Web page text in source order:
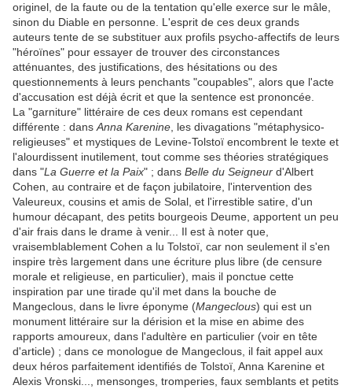
originel, de la faute ou de la tentation qu'elle exerce sur le mâle,
sinon du Diable en personne. L'esprit de ces deux grands
auteurs tente de se substituer aux profils psycho-affectifs de leurs
"héroïnes" pour essayer de trouver des circonstances
atténuantes, des justifications, des hésitations ou des
questionnements à leurs penchants "coupables", alors que l'acte
d'accusation est déjà écrit et que la sentence est prononcée.
La "garniture" littéraire de ces deux romans est cependant
différente : dans Anna Karenine , les divagations "métaphysico-
religieuses" et mystiques de Levine-Tolstoï encombrent le texte et
l'alourdissent inutilement, tout comme ses théories stratégiques
dans "La Guerre et la Paix" ; dans Belle du Seigneur d'Albert
Cohen, au contraire et de façon jubilatoire, l'intervention des
Valeureux, cousins et amis de Solal, et l'irrestible satire, d'un
humour décapant, des petits bourgeois Deume, apportent un peu
d'air frais dans le drame à venir... Il est à noter que,
vraisemblablement Cohen a lu Tolstoï, car non seulement il s'en
inspire très largement dans une écriture plus libre (de censure
morale et religieuse, en particulier), mais il ponctue cette
inspiration par une tirade qu'il met dans la bouche de
Mangeclous, dans le livre éponyme (Mangeclous) qui est un
monument littéraire sur la dérision et la mise en abime des
rapports amoureux, dans l'adultère en particulier (voir en tête
d'article) ; dans ce monologue de Mangeclous, il fait appel aux
deux héros parfaitement identifiés de Tolstoï, Anna Karenine et
Alexis Vronski..., mensonges, tromperies, faux semblants et petits